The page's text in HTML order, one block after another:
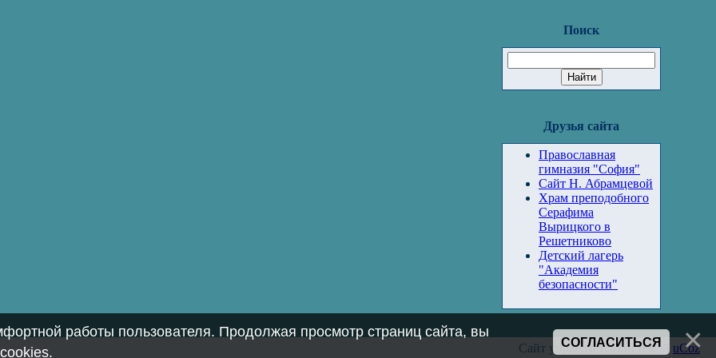
Поиск
Друзья сайта
Православная
гимназия "София"
Сайт Н. Абрамцевой
Храм преподобного
Серафима
Вырицкого в
Решетниково
Детский лагерь
"Академия
безопасности"
Сайт управляется системой uCoz
работы пользователя. Продолжая просмотр страниц сайта, вы
.
СОГЛАСИТЬСЯ